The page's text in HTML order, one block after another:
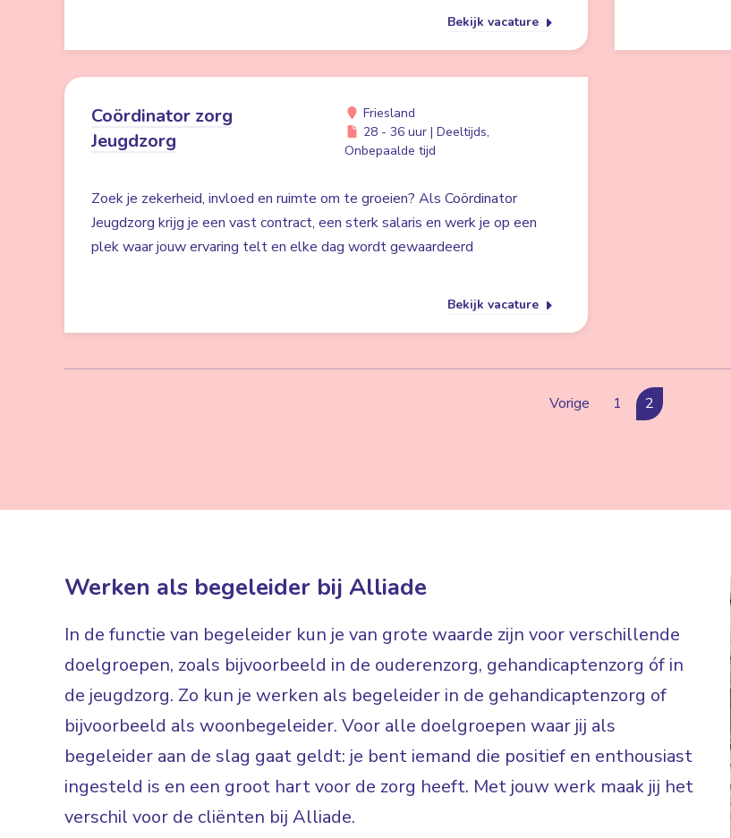
Bekijk vacature
Coördinator zorg
Jeugdzorg
Friesland
28 - 36 uur | Deeltijds,
Onbepaalde tijd
Zoek je zekerheid, invloed en ruimte om te groeien? Als Coördinator
Jeugdzorg krijg je een vast contract, een sterk salaris en werk je op een
plek waar jouw ervaring telt en elke dag wordt gewaardeerd
Bekijk vacature
Vorige 1 2
Werken als begeleider bij Alliade
In de functie van begeleider kun je van grote waarde zijn voor verschillende
doelgroepen, zoals bijvoorbeeld in de ouderenzorg, gehandicaptenzorg óf in
de jeugdzorg. Zo kun je werken als begeleider in de gehandicaptenzorg of
bijvoorbeeld als woonbegeleider. Voor alle doelgroepen waar jij als
begeleider aan de slag gaat geldt: je bent iemand die positief en enthousiast
ingesteld is en een groot hart voor de zorg heeft. Met jouw werk maak jij het
verschil voor de cliënten bij Alliade.